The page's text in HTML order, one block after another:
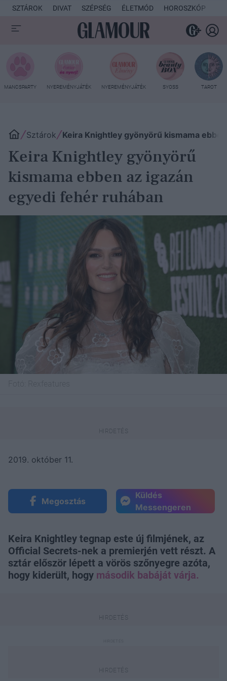
SZTÁROK DIVAT SZÉPSÉG ÉLETMÓD HOROSZKÓP
MANCSPARTY NYEREMÉNYJÁTÉK NYEREMÉNYJÁTÉK SYOSS TAROT
Sztárok Keira Knightley gyönyörű kismama
Keira Knightley gyönyörű
kismama ebben az igazán
egyedi fehér ruhában
2019. október 11.
Megosztás
Küldés
Messengeren
Keira Knightley tegnap este új filmjének, az
Official Secrets-nek a premierjén vett részt. A
sztár először lépett a vörös szőnyegre azóta,
hogy kiderült, hogy második babáját várja.